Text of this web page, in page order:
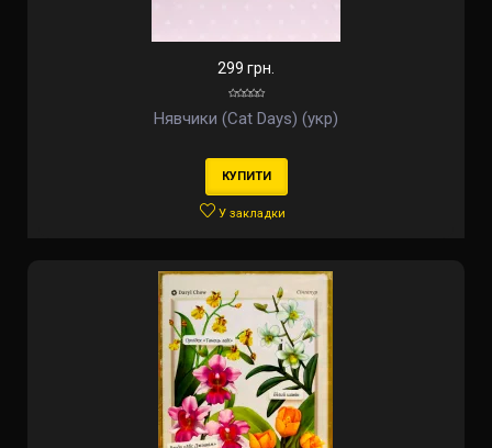
299 грн.
Нявчики (Cat Days) (укр)
КУПИТИ
У закладки